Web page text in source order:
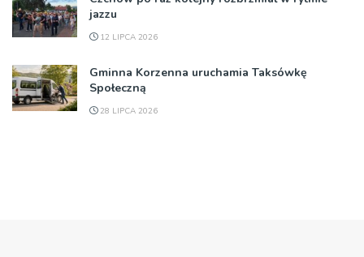
jazzu
12 LIPCA 2026
Gminna Korzenna uruchamia Taksówkę
Społeczną
28 LIPCA 2026